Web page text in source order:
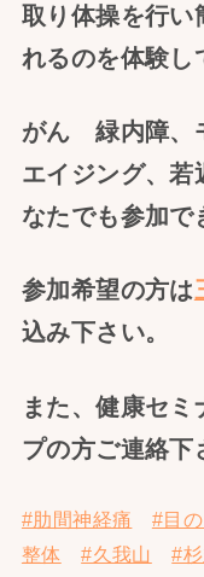
取り体操を行い
れるのを体験し
がん 緑内障、
エイジング、若
なたでも参加で
参加希望の方は
込み下さい。
また、健康セ
プの方ご連絡下
#肋間神経痛 #目
整体
#久我山 #